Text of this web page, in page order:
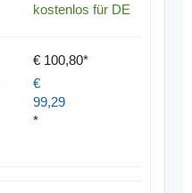
kostenlos für DE
€ 100,80*
€
99,29
*